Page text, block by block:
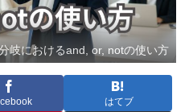
岐におけるand, or, notの使い方
はてブ